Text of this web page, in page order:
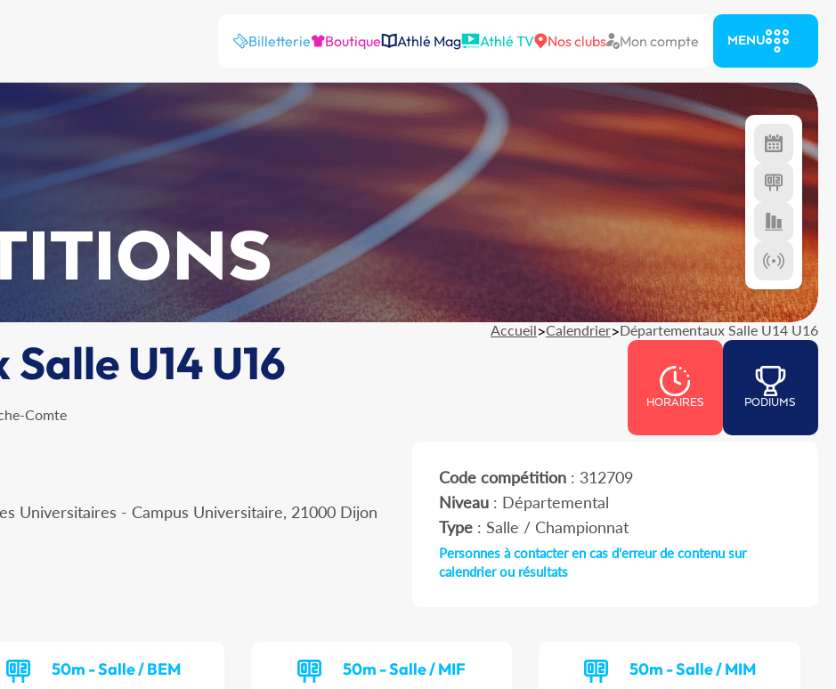
Billetterie Boutique Athlé Mag Athlé TV Nos clubs Mon compte MENU
Accueil>Calendrier>Départementaux Salle U14 U16
U14 U16
Comte
HORAIRES PODIUMS
Universitaires - Campus Universitaire, 21000 Dijon
Code compétition: 312709
Niveau: Départemental
Type: Salle / Championnat
Personnes à contacter en cas d'erreur de contenu sur
calendrier ou résultats
50m - Salle / BEM 50m - Salle / MIF 50m - Salle / MIM